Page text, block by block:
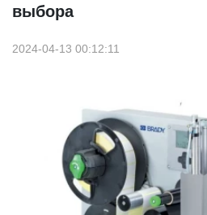
выбора
2024-04-13 00:12:11